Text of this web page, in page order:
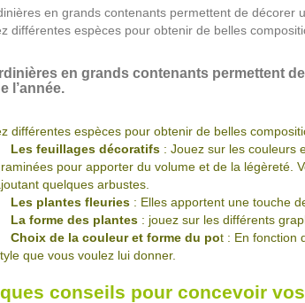
en grands contenants permettent de décorer
différentes espèces pour obtenir de belles
en grands contenants permettent
l’année.
différentes espèces pour obtenir de belles
Les feuillages décoratifs : Jouez sur les couleurs
pour apporter du volume et de la légèreté.
quelques arbustes.
Les plantes fleuries : Elles apportent une touche
La forme des plantes : jouez sur les différents
Choix de la couleur et forme du pot : En fonction
que vous voulez lui donner.
conseils pour concevoir